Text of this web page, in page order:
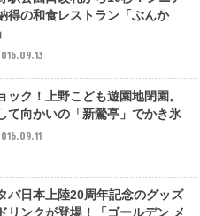
得の和食レストラン「ぶんか
ック！上野こども遊園地閉園。
て向かいの「新鶯亭」でかき氷
バ日本上陸20周年記念のグッズ
リンクが登場！「ゴールデン メ